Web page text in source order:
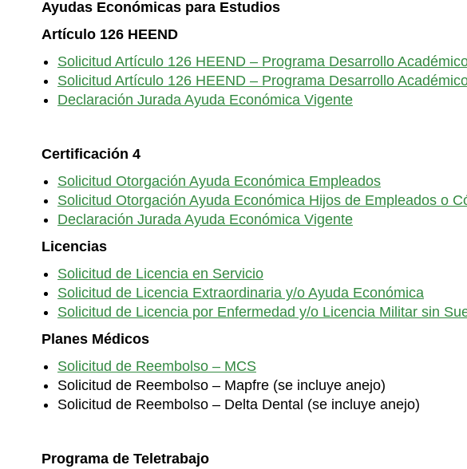
Ayudas Económicas para Estudios
Artículo 126 HEEND
Solicitud Artículo 126 HEEND – Programa Desarrollo
Solicitud Artículo 126 HEEND – Programa Desarrollo
Declaración Jurada Ayuda Económica Vigente
Certificación 4
Solicitud Otorgación Ayuda Económica Empleados
Solicitud Otorgación Ayuda Económica Hijos de Empleados o
Declaración Jurada Ayuda Económica Vigente
Licencias
Solicitud de Licencia en Servicio
Solicitud de Licencia Extraordinaria y/o Ayuda Económica
Solicitud de Licencia por Enfermedad y/o Licencia Militar sin
Planes Médicos
Solicitud de Reembolso – MCS
Solicitud de Reembolso – Mapfre (se incluye anejo)
Solicitud de Reembolso – Delta Dental (se incluye anejo)
Programa de Teletrabajo